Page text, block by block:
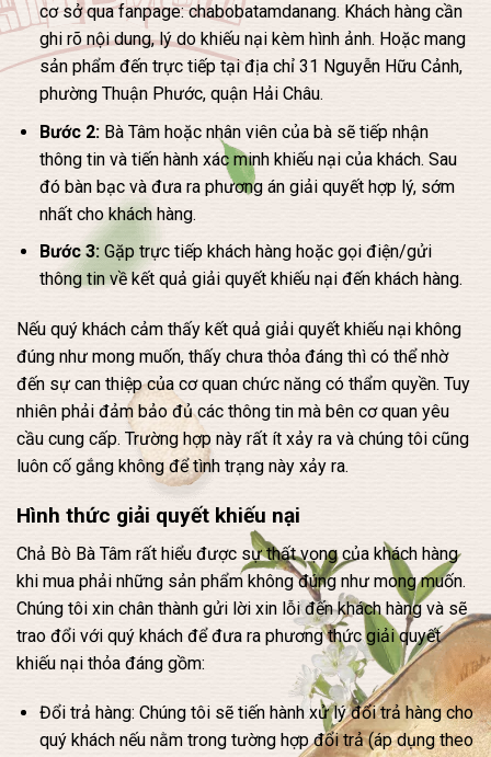
cơ sở qua fanpage: chabobatamdanang. Khách hàng cần
ghi rõ nội dung, lý do khiếu nại kèm hình ảnh. Hoặc mang
sản phẩm đến trực tiếp tại địa chỉ 31 Nguyễn Hữu Cảnh,
phường Thuận Phước, quận Hải Châu.
Bước 2:Bà Tâm hoặc nhân viên của bà sẽ tiếp nhận
thông tin và tiến hành xác minh khiếu nại của khách. Sau
đó bàn bạc và đưa ra phương án giải quyết hợp lý, sớm
nhất cho khách hàng.
Bước 3:Gặp trực tiếp khách hàng hoặc gọi điện/gửi
thông tin về kết quả giải quyết khiếu nại đến khách hàng.
Nếu quý khách cảm thấy kết quả giải quyết khiếu nại không
đúng như mong muốn, thấy chưa thỏa đáng thì có thể nhờ
đến sự can thiệp của cơ quan chức năng có thẩm quyền. Tuy
nhiên phải đảm bảo đủ các thông tin mà bên cơ quan yêu
cầu cung cấp. Trường hợp này rất ít xảy ra và chúng tôi cũng
luôn cố gắng không để tình trạng này xảy ra.
Hình thức giải quyết khiếu nại
Chả Bò Bà Tâm rất hiểu được sự thất vọng của khách hàng
khi mua phải những sản phẩm không đúng như mong muốn.
Chúng tôi xin chân thành gửi lời xin lỗi đến khách hàng và sẽ
trao đổi với quý khách để đưa ra phương thức giải quyết
khiếu nại thỏa đáng gồm:
Đổi trả hàng: Chúng tôi sẽ tiến hành xử lý đổi trả hàng cho
quý khách nếu nằm trong tường hợp đổi trả (áp dụng theo